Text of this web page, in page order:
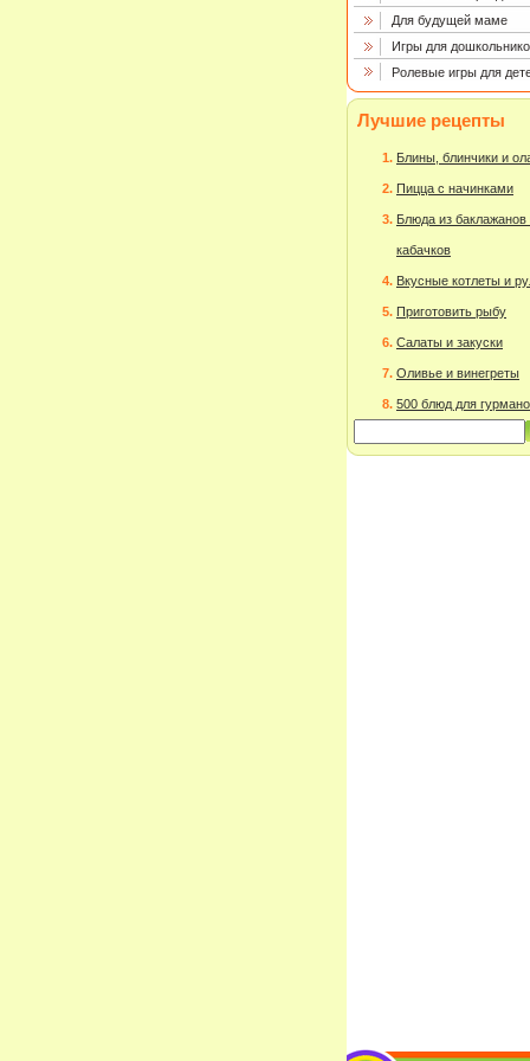
Для будущей маме
Игры для
Ролевые игры для
Лучшие рецепты
Блины, блинчики и
Пицца с начинками
Блюда из баклажанов
кабачков
Вкусные котлеты и
Приготовить рыбу
Салаты и закуски
Оливье и винегреты
500 блюд для